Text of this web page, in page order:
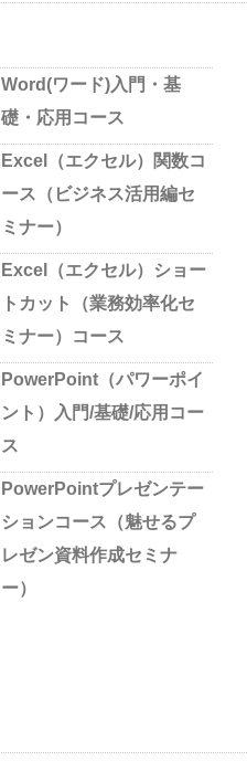
Word(ワード)入門・基
礎・応用コース
Excel（エクセル）関数コ
ース（ビジネス活用編セ
ミナー）
Excel（エクセル）ショー
トカット（業務効率化セ
ミナー）コース
PowerPoint（パワーポイ
ント）入門/基礎/応用コー
ス
PowerPointプレゼンテー
ションコース（魅せるプ
レゼン資料作成セミナ
ー）